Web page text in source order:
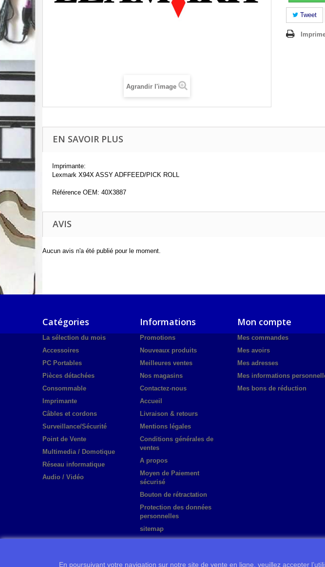
Agrandir l'image
Tweet
EN SAVOIR PLUS
Imprimante:
Lexmark X94X ASSY ADFFEED/PICK ROLL
Référence OEM: 40X3887
AVIS
Aucun avis n'a été publié pour le moment.
Catégories
La sélection du mois
Accessoires
PC Portables
Pièces détachées
Consommable
Imprimante
Câbles et cordons
Surveillance/Sécurité
Point de Vente
Multimedia / Domotique
Réseau informatique
Audio / Vidéo
Informations
Promotions
Nouveaux produits
Meilleures ventes
Nos magasins
Contactez-nous
Accueil
Livraison & retours
Mentions légales
Conditions générales de
ventes
A propos
Moyen de Paiement
sécurisé
Bouton de rétractation
Protection des données
personnelles
sitemap
Mon compte
Mes commandes
Mes avoirs
Mes adresses
Mes informations
Mes bons de réduction
En poursuivant votre navigation sur notre site de vente en ligne, veuillez accepter